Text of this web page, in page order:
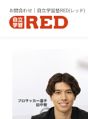
お問合わせ｜自立学習塾RED(レッド)